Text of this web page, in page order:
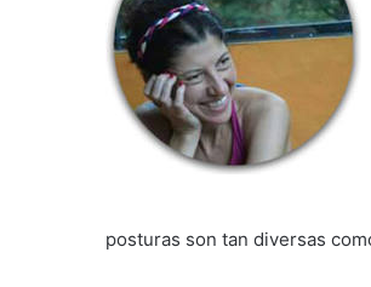
posturas son tan diversas